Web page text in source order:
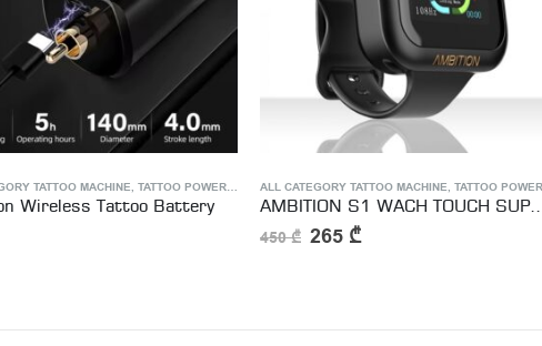
TATTOO POWER SUPPLY
TATTOO MACHINE, TATTOO POWER SUPPLY
AMBITION S1 WACH TOUCH SUPPLY
TATTOO POWER SUPPLY
Dragonhawk B3 Wireless Battery
250₾